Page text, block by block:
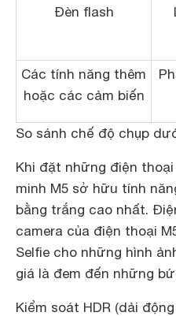
Đèn flash
Các tính năng thêm
hoặc các cảm biến
So sánh chế độ chụp
Khi đặt những điện
minh M5 sở hữu tính
bằng trắng cao nhất.
camera của điện thoại
Selfie cho những hình
giá là đem đến những
Kiểm soát HDR (dải